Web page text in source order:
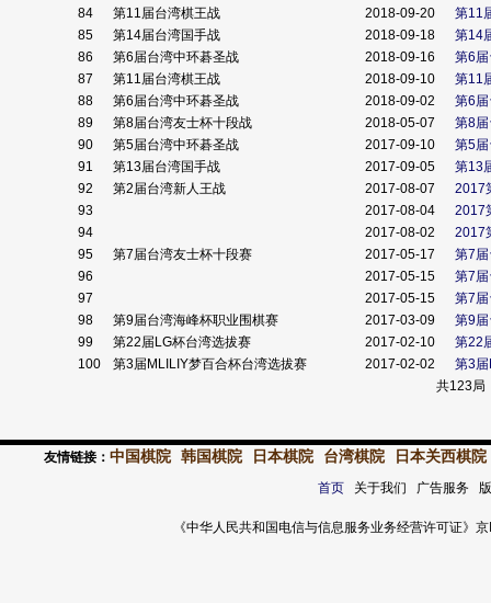
84
第11届台湾棋王战 2018-09-20
第11
85
第14届台湾国手战 2018-09-18
第14
86
第6届台湾中环碁圣战 2018-09-16
第6
87
第11届台湾棋王战 2018-09-10
第11
88
第6届台湾中环碁圣战 2018-09-02
第6
89
第8届台湾友士杯十段战 2018-05-07
第8
90
第5届台湾中环碁圣战 2017-09-10
第5
91
第13届台湾国手战 2017-09-05
第13
92
第2届台湾新人王战 2017-08-07
2017
93
2017-08-04
2017
94
2017-08-02
2017
95
第7届台湾友士杯十段赛 2017-05-17
第7
96
2017-05-15
第7
97
2017-05-15
第7
98
第9届台湾海峰杯职业围棋赛 2017-03-09
第9
99
第22届LG杯台湾选拔赛 2017-02-10
第22
100
第3届MLILIY梦百合杯台湾选拔赛 2017-02-02
第3
共123
友情链接： 中国棋院 韩国棋院 日本棋院 台湾棋院 日本关西棋院
首页关于我们 广告服务
《中华人民共和国电信与信息服务业务经营许可证